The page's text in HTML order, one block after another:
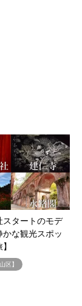
スタートのモデ
かな観光スポッ
区】